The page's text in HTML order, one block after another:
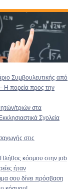
Συμβουλευτικής από
Η πορεία προς την
τριών στα
Σχολεία
στις
κόσμου στην job
ήταν
σου δίνει πρόσβαση